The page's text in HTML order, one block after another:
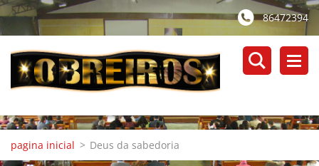
86472394
pagina inicial > Deus da sabedoria